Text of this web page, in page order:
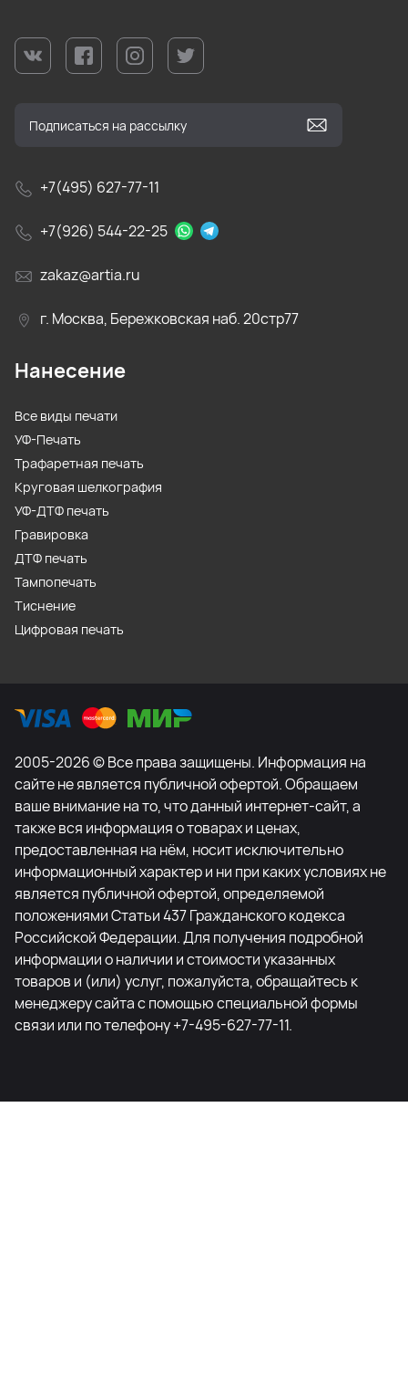
+7(495) 627-77-11
+7(926) 544-22-25
zakaz@artia.ru
г. Москва, Бережковская наб. 20стр77
Нанесение
Все виды печати
УФ-Печать
Трафаретная печать
Круговая шелкография
УФ-ДТФ печать
Гравировка
ДТФ печать
Тампопечать
Тиснение
Цифровая печать
2005-2026 © Все права защищены. Информация на
сайте не является публичной офертой. Обращаем
ваше внимание на то, что данный интернет-сайт, а
также вся информация о товарах и ценах,
предоставленная на нём, носит исключительно
информационный характер и ни при каких условиях не
является публичной офертой, определяемой
положениями Статьи 437 Гражданского кодекса
Российской Федерации. Для получения подробной
информации о наличии и стоимости указанных
товаров и (или) услуг, пожалуйста, обращайтесь к
менеджеру сайта с помощью специальной формы
связи или по телефону +7-495-627-77-11.